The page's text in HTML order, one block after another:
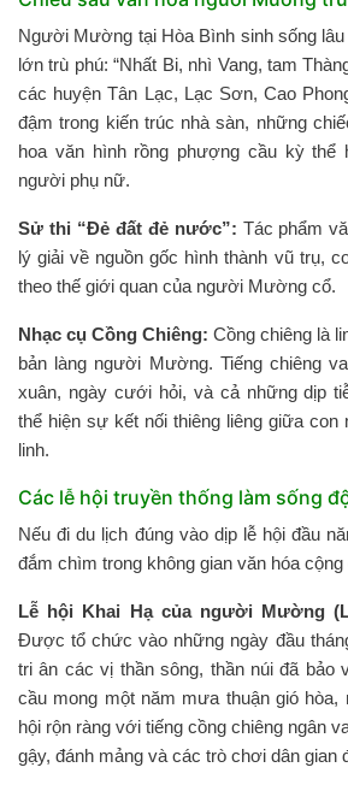
Người Mường tại Hòa Bình sinh sống
lớn trù phú: “Nhất Bi, nhì Vang, tam
các huyện Tân Lạc, Lạc Sơn, Cao
đậm trong kiến trúc nhà sàn, những
hoa văn hình rồng phượng cầu kỳ thể
người phụ nữ.
Sử thi “Đẻ đất đẻ nước”: Tác phẩm
lý giải về nguồn gốc hình thành vũ trụ,
theo thế giới quan của người Mường cổ.
Nhạc cụ Cồng Chiêng: Cồng chiêng là
bản làng người Mường. Tiếng chiêng
xuân, ngày cưới hỏi, và cả những dịp
thể hiện sự kết nối thiêng liêng giữa
linh.
Các lễ hội truyền thống làm sống
Nếu đi du lịch đúng vào dịp lễ hội đầu
đắm chìm trong không gian văn hóa cộng
Lễ hội Khai Hạ của người Mường
Được tổ chức vào những ngày đầu
tri ân các vị thần sông, thần núi đã bảo
cầu mong một năm mưa thuận gió hòa,
hội rộn ràng với tiếng cồng chiêng ngân
gậy, đánh mảng và các trò chơi dân gian